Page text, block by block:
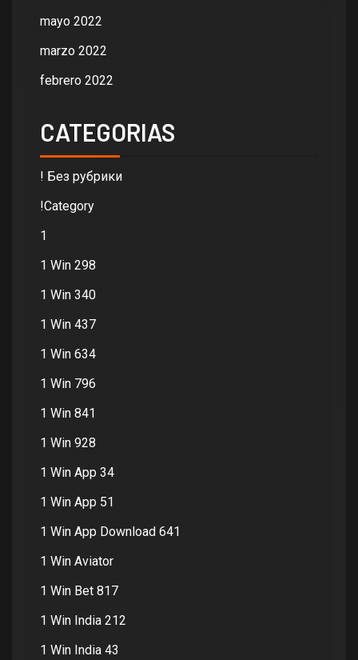
mayo 2022
marzo 2022
febrero 2022
CATEGORIAS
! Без рубрики
!Category
1
1 Win 298
1 Win 340
1 Win 437
1 Win 634
1 Win 796
1 Win 841
1 Win 928
1 Win App 34
1 Win App 51
1 Win App Download 641
1 Win Aviator
1 Win Bet 817
1 Win India 212
1 Win India 43